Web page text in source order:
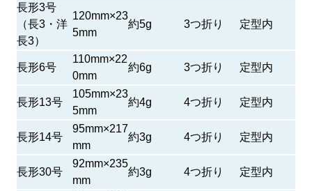
長形3号
（長3・洋
長3）
120mm×23
5mm
約5g 3つ折り 定型内
長形6号
110mm×22
0mm
約6g 3つ折り 定型内
長形13号
105mm×23
5mm
約4g 4つ折り 定型内
長形14号
95mm×217
mm
約3g 4つ折り 定型内
長形30号
92mm×235
mm
約3g 4つ折り 定型内